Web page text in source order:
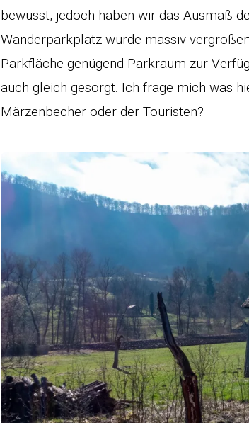
bewusst, jedoch haben wir das Ausmaß
Wanderparkplatz wurde massiv
Parkfläche genügend Parkraum zur
auch gleich gesorgt. Ich frage mich was
Märzenbecher oder der Touristen?